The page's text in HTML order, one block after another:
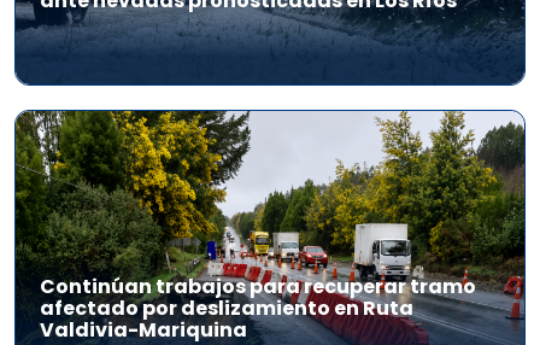
Continúan trabajos para recuperar tramo
afectado por deslizamiento en Ruta
Valdivia-Mariquina